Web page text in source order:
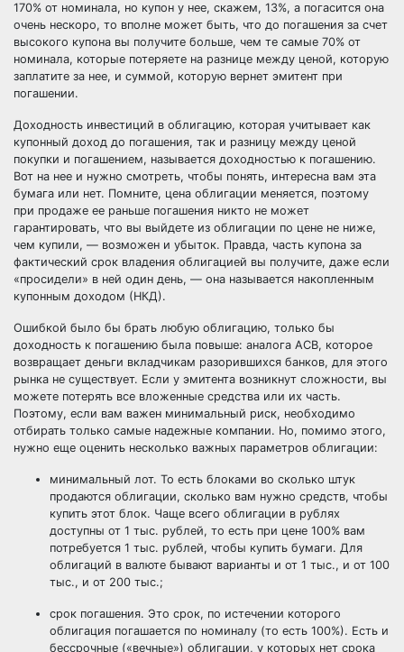
170% от номинала, но купон у нее, скажем, 13%, а погасится она
очень нескоро, то вполне может быть, что до погашения за счет
высокого купона вы получите больше, чем те самые 70% от
номинала, которые потеряете на разнице между ценой, которую
заплатите за нее, и суммой, которую вернет эмитент при
погашении.
Доходность инвестиций в облигацию, которая учитывает как
купонный доход до погашения, так и разницу между ценой
покупки и погашением, называется доходностью к погашению.
Вот на нее и нужно смотреть, чтобы понять, интересна вам эта
бумага или нет. Помните, цена облигации меняется, поэтому
при продаже ее раньше погашения никто не может
гарантировать, что вы выйдете из облигации по цене не ниже,
чем купили, — возможен и убыток. Правда, часть купона за
фактический срок владения облигацией вы получите, даже если
«просидели» в ней один день, — она называется накопленным
купонным доходом (НКД).
Ошибкой было бы брать любую облигацию, только бы
доходность к погашению была повыше: аналога АСВ, которое
возвращает деньги вкладчикам разорившихся банков, для этого
рынка не существует. Если у эмитента возникнут сложности, вы
можете потерять все вложенные средства или их часть.
Поэтому, если вам важен минимальный риск, необходимо
отбирать только самые надежные компании. Но, помимо этого,
нужно еще оценить несколько важных параметров облигации:
минимальный лот. То есть блоками во сколько штук
продаются облигации, сколько вам нужно средств, чтобы
купить этот блок. Чаще всего облигации в рублях
доступны от 1 тыс. рублей, то есть при цене 100% вам
потребуется 1 тыс. рублей, чтобы купить бумаги. Для
облигаций в валюте бывают варианты и от 1 тыс., и от 100
тыс., и от 200 тыс.;
срок погашения. Это срок, по истечении которого
облигация погашается по номиналу (то есть 100%). Есть и
бессрочные («вечные») облигации, у которых нет срока